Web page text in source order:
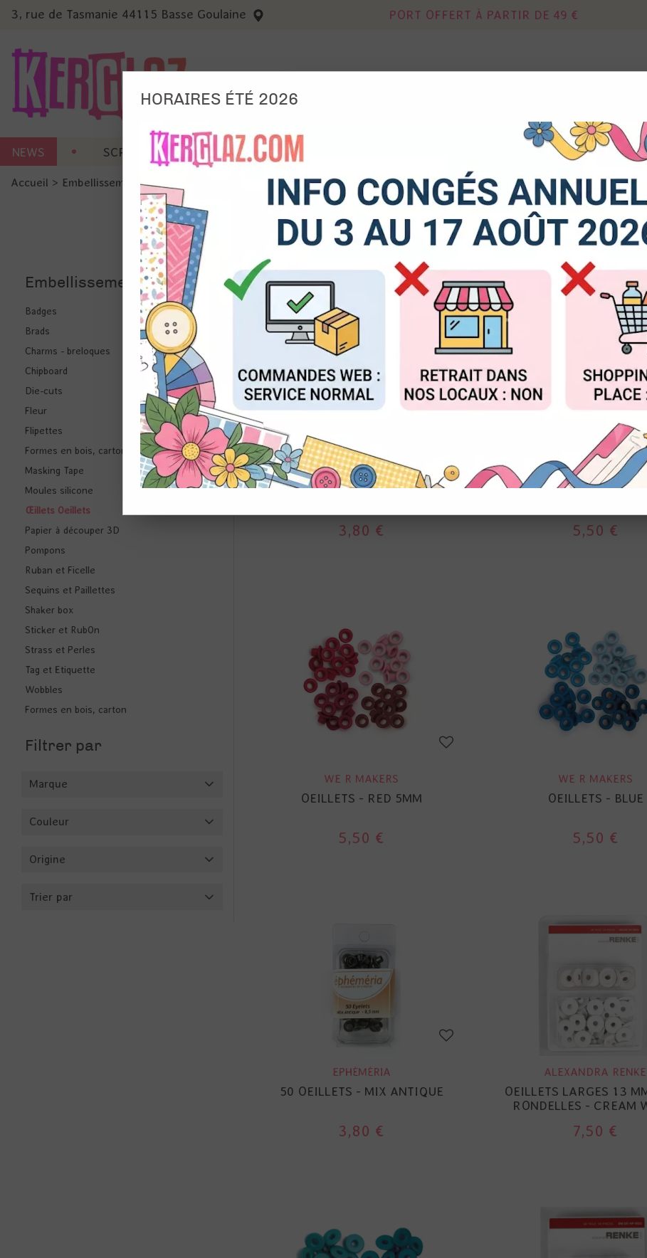
3, rue de Tasmanie 44115 Basse Goulaine PORT OFFERT À PARTIR DE 49 €
NEWS SCRAP CARTERIE MACHINES DIES OUTILS -
Accueil > Embellissement >
ŒILLETS OEILLETS
Embellissement
Badges
Brads
Charms - breloques
Chipboard
Die-cuts
Fleur
Flipettes
Formes en bois, carton ...
Masking Tape
Moules silicone
Œillets Oeillets
Papier à découper 3D
Pompons
Ruban et Ficelle
Sequins et Paillettes
Shaker box
Sticker et RubOn
Strass et Perles
Tag et Etiquette
Wobbles
Formes en bois, carton
Filtrer par
Marque
Couleur
Origine
Trier par
34 articles
EPHÉMÉRIA
50 OEILLETS - ARGENT & OR
3,80 €
WE R MAKERS
OEILLETS - ORANGE
5,50 €
WE R MAKERS
OEILLETS - RED 5MM
5,50 €
WE R MAKERS
OEILLETS - BLUE
5,50 €
EPHÉMÉRIA
50 OEILLETS - MIX ANTIQUE
3,80 €
ALEXANDRA RENKE
OEILLETS LARGES 13
RONDELLES - CREAM
7,50 €
Nous autorisez-vous à utiliser vos cookies ?
Ils nous seront utiles pour :
Améliorer l'interface et les fonctionnalités du site
Mesurer les campagnes marketing et proposer des mises à jour sur
produits
Gérer l'authentification et surveiller les erreurs techniques
Certains cookies sont nécessaires à des fins techniques, ils sont donc dispensés de consentement.
obligatoires, peuvent être utilisés pour la personnalisation des annonces et du contenu, la mesure des
et du contenu, la connaissance de l'audience et le développement de produits, les données de
précises et l'identification par le balayage de l'appareil, le stockage et/ou l'accès aux informations sur un
Si vous donnez votre consentement, celui-ci sera valable sur l’ensemble des sous-domaines de
disposez de la possibilité de retirer votre consentement à tout moment en cliquant sur le widget en bas
de la page. Pour en savoir plus, consulter notre politique de cookie.
CONFIGURER ACCEPTER
HORAIRES ÉTÉ 2026